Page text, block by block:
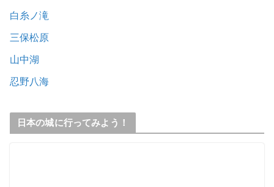
白糸ノ滝
三保松原
山中湖
忍野八海
日本の城に行ってみよう！